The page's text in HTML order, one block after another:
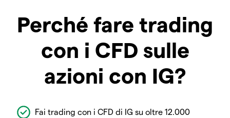
Perché fare trading
con i CFD sulle
azioni con IG?
Fai trading con i CFD di IG su oltre 12.000